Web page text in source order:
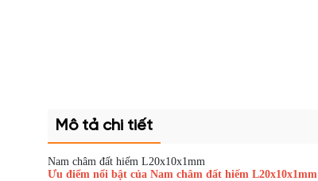
Mô tả chi tiết
Nam châm đất hiếm L20x10x1mm
Ưu điểm nổi bật của Nam châm đất hiếm L20x10x1mm